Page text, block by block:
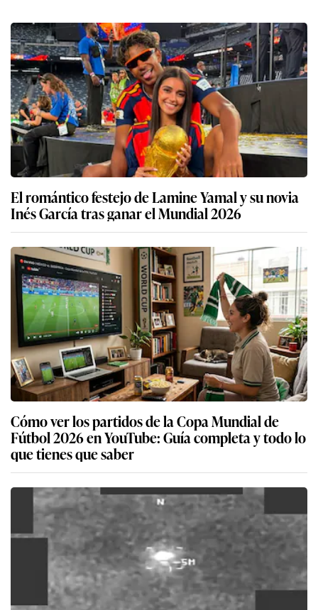
El romántico festejo de Lamine Yamal y su novia
Inés García tras ganar el Mundial 2026
Cómo ver los partidos de la Copa Mundial de
Fútbol 2026 en YouTube: Guía completa y todo lo
que tienes que saber